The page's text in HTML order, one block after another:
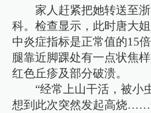
家人赶紧把她转送至
科。检查显示，此时唐大
中炎症指标是正常值的15
腿靠近脚踝处有一点状焦
红色丘疹及部分破溃。
“经常上山干活，被小
想到此次突然发起高烧